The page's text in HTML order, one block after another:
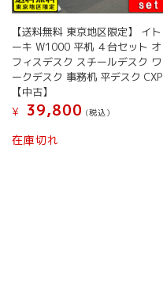
【送料無料 東京地区限定】 イト
ーキ W1000 平机 ４台セット オ
フィスデスク スチールデスク ワ
ークデスク 事務机 平デスク CXP
【中古】
¥
39,800 (税込）
在庫切れ